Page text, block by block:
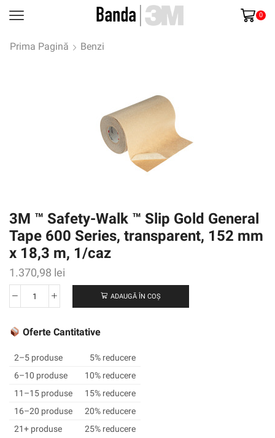
0
Prima Pagină Benzi
3M ™ Safety-Walk ™ Slip Gold General
Tape 600 Series, transparent, 152 mm
x 18,3 m, 1/caz
1.370,98 lei
Cantitate
™
Walk
Slip
Gold
General
Tape
ADAUGĂ ÎN COȘ
Oferte Cantitative
2–5 produse
5% reducere
6–10 produse
10% reducere
11–15 produse
15% reducere
16–20 produse
20% reducere
21+ produse
25% reducere